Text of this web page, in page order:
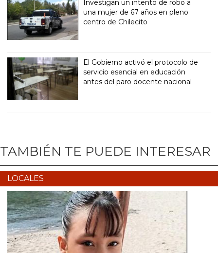
Investigan un intento de robo a
una mujer de 67 años en pleno
centro de Chilecito
El Gobierno activó el protocolo de
servicio esencial en educación
antes del paro docente nacional
TAMBIÉN TE PUEDE INTERESAR
LOCALES